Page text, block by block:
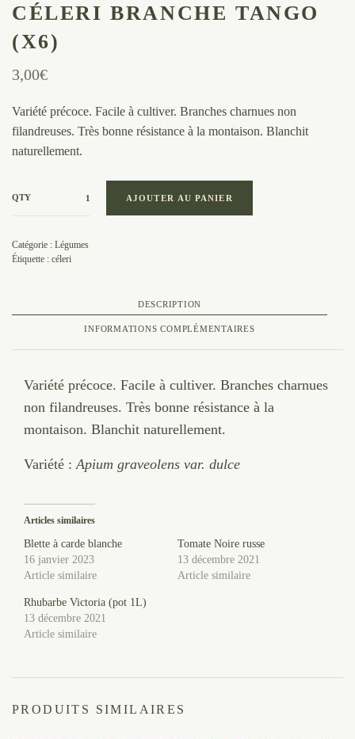
CÉLERI BRANCHE TANGO
(X6)
3,00€
Variété précoce. Facile à cultiver. Branches charnues non
filandreuses. Très bonne résistance à la montaison. Blanchit
naturellement.
QTY AJOUTER AU PANIER
Catégorie : Légumes
Étiquette : céleri
DESCRIPTION
INFORMATIONS COMPLÉMENTAIRES
Variété précoce. Facile à cultiver. Branches charnues
non filandreuses. Très bonne résistance à la
montaison. Blanchit naturellement.
Variété :Apium graveolens var. dulce
Articles similaires
Blette à carde blanche
16 janvier 2023
Article similaire
Tomate Noire russe
13 décembre 2021
Article similaire
Rhubarbe Victoria (pot 1L)
13 décembre 2021
Article similaire
PRODUITS SIMILAIRES